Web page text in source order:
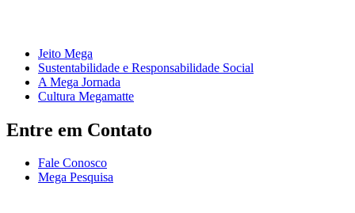
Jeito Mega
Sustentabilidade e Responsabilidade Social
A Mega Jornada
Cultura Megamatte
Entre em Contato
Fale Conosco
Mega Pesquisa